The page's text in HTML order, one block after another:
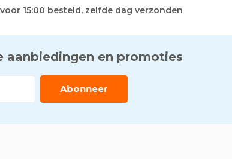
15:00 besteld, zelfde dag verzonden
aanbiedingen en promoties
Abonneer